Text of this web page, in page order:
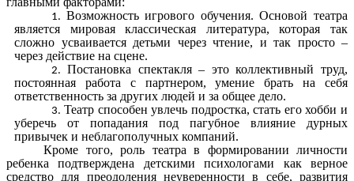
Возможность игрового обучения. Основой театра
является мировая классическая литература, которая так
сложно усваивается детьми через чтение, и так просто –
через действие на сцене.
Постановка спектакля – это коллективный труд,
постоянная работа с партнером, умение брать на себя
ответственность за других людей и за общее дело.
Театр способен увлечь подростка, стать его хобби и
уберечь от попадания под пагубное влияние дурных
привычек и неблагополучных компаний.
Кроме того, роль театра в формировании личности
ребенка подтверждена детскими психологами как верное
средство для преодоления неуверенности в себе, развития